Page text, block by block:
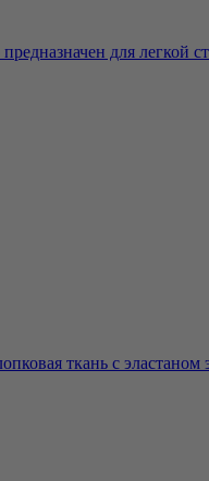
для легкой
ткань с эластаном